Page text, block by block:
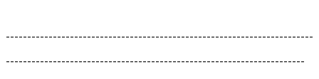
------------------------------------------------------------------------
----------------------------------------------------------------------